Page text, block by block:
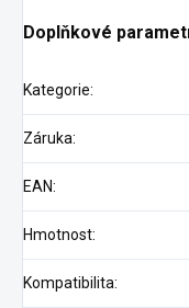
Doplňkové
Kategorie:
Záruka:
EAN:
Hmotnost:
Kompatibilita: